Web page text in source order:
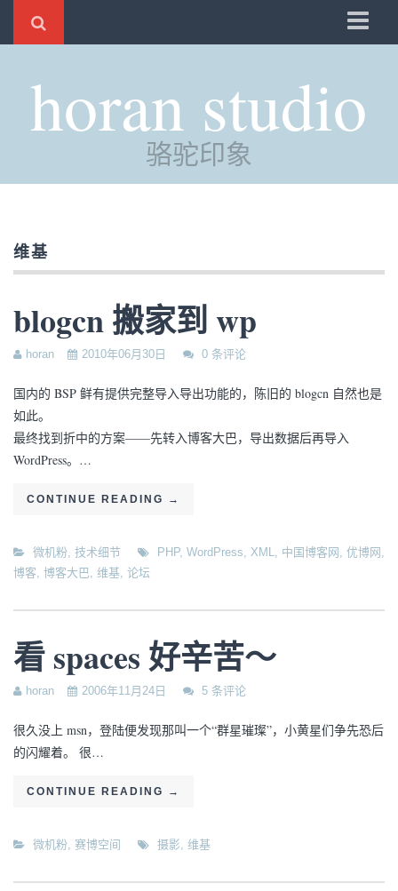
时光
评分
管理
horan studio
骆驼印象
维基
blogcn 搬家到 wp
horan 2010年06月30日 0 条评论
国内的 BSP 鲜有提供完整导入导出功能的，陈旧的 blogcn 自然也是
如此。
最终找到折中的方案——先转入博客大巴，导出数据后再导入
WordPress。…
CONTINUE READING →
微机粉, 技术细节 PHP, WordPress, XML, 中国博客网 , 优博网 ,
博客, 博客大巴, 维基, 论坛
看 spaces 好辛苦～
horan 2006年11月24日 5 条评论
很久没上 msn，登陆便发现那叫一个“群星璀璨”，小黄星们争先恐后
的闪耀着。 很…
CONTINUE READING →
微机粉, 赛博空间 摄影, 维基